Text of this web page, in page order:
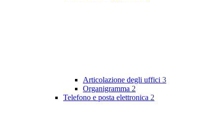
Articolazione degli uffici 3
Organigramma 2
Telefono e posta elettronica 2